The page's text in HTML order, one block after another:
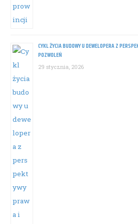
CYKL ŻYCIA BUDOWY U DEWELOPERA Z
POZWOLEŃ
29 stycznia, 2026